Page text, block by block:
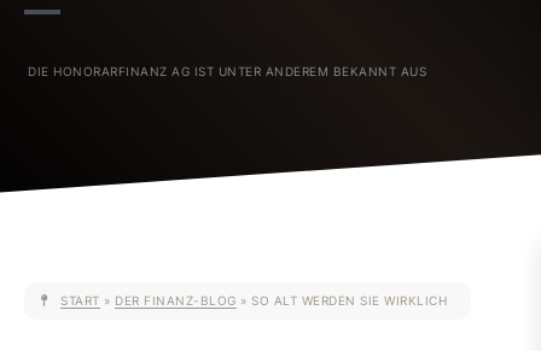
START » DER FINANZ-BLOG » SO ALT WERDEN SIE WIRKLICH